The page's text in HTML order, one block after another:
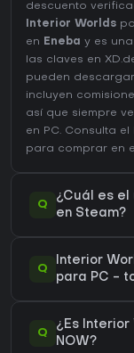
descuento
Interior Worlds
en Eneba y es
las claves en
pueden
incluyen
así que siempre
en PC. Consulta el
para comprar en
Q
¿Cuál es
en Steam?
Q
Interior
para PC -
Q
¿Es
NOW?